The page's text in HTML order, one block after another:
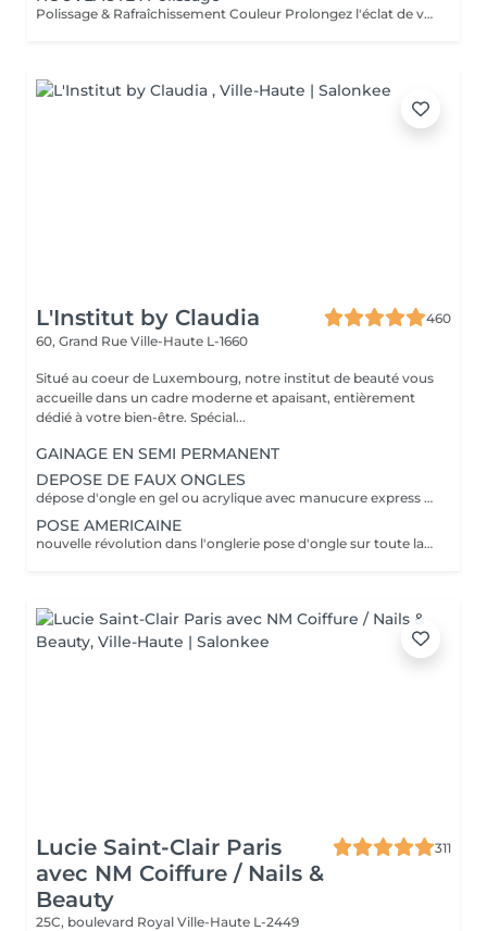
Polissage & Rafraîchissement Couleur Prolongez l'éclat de votre pose en toute simplicité. Après une pose complète ou un remplissage, profitez de ce service rapide qui permet de rafraîchir vos ongles sans recommencer une prestation complète. Nous préparons délicatement la surface existante, lissons la repousse et appliquons la couleur de votre choix pour un effet propre et soigné. Idéal entre deux remplissages, ce rendez-vous express vous offre des ongles impeccables et la liberté de changer de teinte selon vos envies.
L'Institut by Claudia
460
60, Grand Rue Ville-Haute L-1660
Situé au coeur de Luxembourg, notre institut de beauté vous
accueille dans un cadre moderne et apaisant, entièrement
dédié à votre bien-être. Spécial...
GAINAGE EN SEMI PERMANENT
DEPOSE DE FAUX ONGLES
dépose d'ongle en gel ou acrylique avec manucure express application d'un fortifiant pour l'ongle
POSE AMERICAINE
nouvelle révolution dans l'onglerie pose d'ongle sur toute la surface de l'ongle sans abimer les vôtres
Lucie Saint-Clair Paris
avec NM Coiffure / Nails &
Beauty
311
25C, boulevard Royal Ville-Haute L-2449